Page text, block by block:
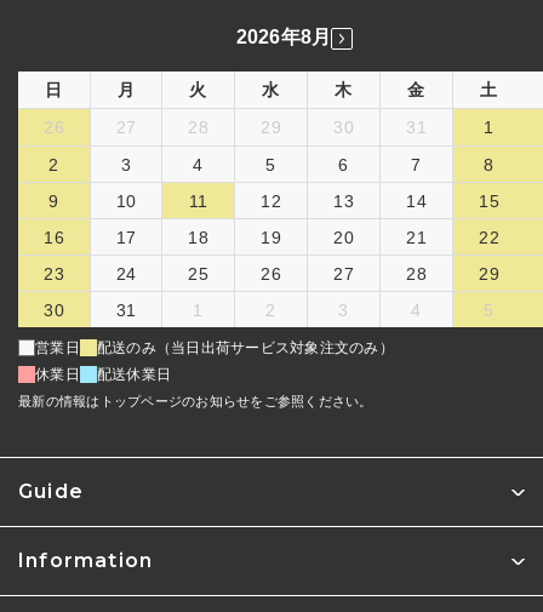
Guide
Information
2026年8月
日 月 火 水 木 金
土
26
27 28 29 30 31
1
2
3 4 5 6 7
8
9
10 11 12 13 14
15
16
17 18 19 20 21
22
23
24 25 26 27 28
29
30
31 1 2 3 4 5
営業日
配送のみ（当日出荷サービス対象注文のみ）
休業日
配送休業日
最新の情報はトップページのお知らせをご参照ください。